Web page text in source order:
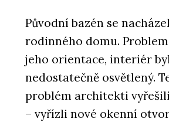
Původní bazén se
rodinného domu.
jeho orientace, interiér
nedostatečně osvětlený.
problém architekti
– vyřízli nové okenní